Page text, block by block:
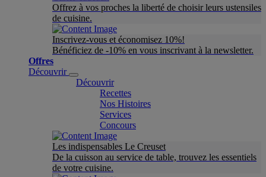
Offrez à vos proches la liberté de choisir leurs ustensiles
de cuisine.
Inscrivez-vous et économisez 10%!
Bénéficiez de -10% en vous inscrivant à la newsletter.
Offres
Découvrir
Découvrir
Recettes
Nos Histoires
Services
Concours
Les indispensables Le Creuset
De la cuisson au service de table, trouvez les essentiels
de votre cuisine.